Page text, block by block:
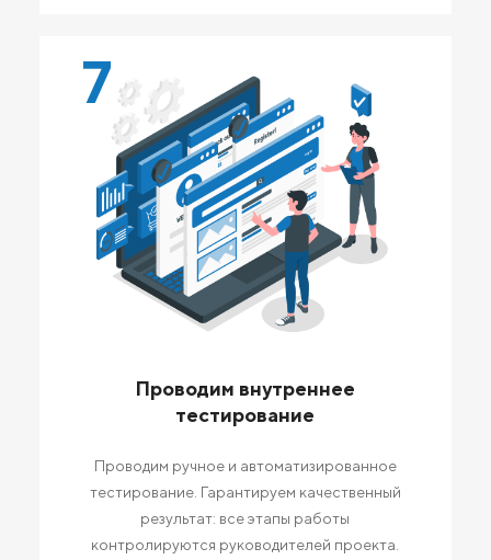
7
Проводим внутреннее
тестирование
Проводим ручное и автоматизированное
тестирование. Гарантируем качественный
результат: все этапы работы
контролируются руководителей проекта.